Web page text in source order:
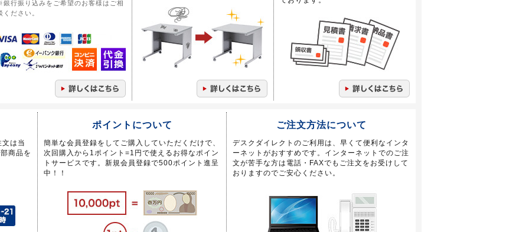
行振り込みをご希望のお客様はご相
ください。
は当
商品を
ポイントについて
簡単な会員登録をしてご購入していただくだけで、
次回購入から1ポイント=1円で使えるお得なポイン
トサービスです。新規会員登録で500ポイント進呈
中！！
ご注文方法について
デスクダイレクトのご利用は、早くて便利なインタ
ーネットがおすすめです。インターネットでのご注
文が苦手な方は電話・FAXでもご注文をお受けして
おりますのでご安心ください。